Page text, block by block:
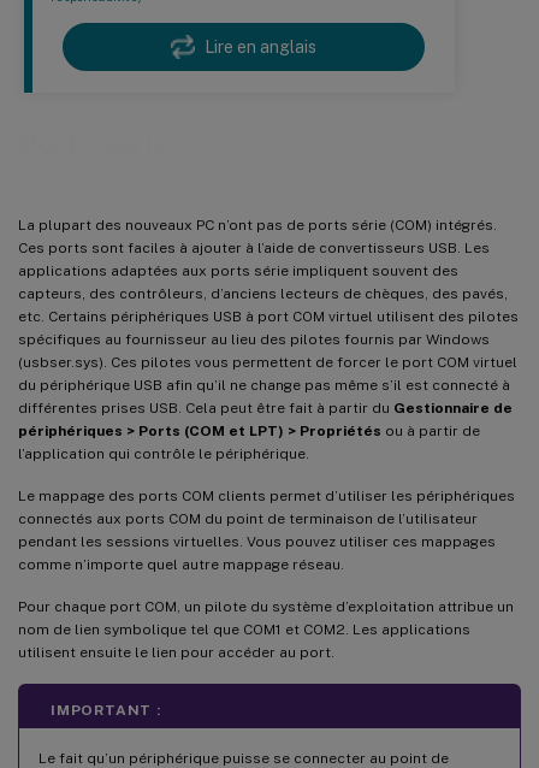
Lire en anglais
La plupart des nouveaux PC n’ont pas de ports série (COM) intégrés.
Ces ports sont faciles à ajouter à l’aide de convertisseurs USB. Les
applications adaptées aux ports série impliquent souvent des
capteurs, des contrôleurs, d’anciens lecteurs de chèques, des pavés,
etc. Certains périphériques USB à port COM virtuel utilisent des pilotes
spécifiques au fournisseur au lieu des pilotes fournis par Windows
(usbser.sys). Ces pilotes vous permettent de forcer le port COM virtuel
du périphérique USB afin qu’il ne change pas même s’il est connecté à
différentes prises USB. Cela peut être fait à partir du Gestionnaire de
périphériques > Ports (COM et LPT) > Propriétés ou à partir de
l’application qui contrôle le périphérique.
Le mappage des ports COM clients permet d’utiliser les périphériques
connectés aux ports COM du point de terminaison de l’utilisateur
pendant les sessions virtuelles. Vous pouvez utiliser ces mappages
comme n’importe quel autre mappage réseau.
Pour chaque port COM, un pilote du système d’exploitation attribue un
nom de lien symbolique tel que COM1 et COM2. Les applications
utilisent ensuite le lien pour accéder au port.
IMPORTANT :
Le fait qu’un périphérique puisse se connecter au point de